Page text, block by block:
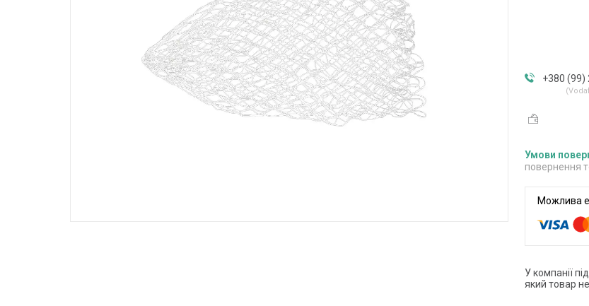
+380 (99)
повернення
У компанії
який товар